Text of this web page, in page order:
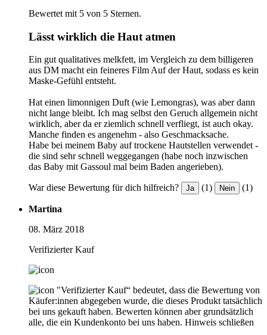
Bewertet mit 5 von 5 Sternen.
Lässt wirklich die Haut atmen
Ein gut qualitatives melkfett, im Vergleich zu dem billigeren
aus DM macht ein feineres Film Auf der Haut, sodass es kein
Maske-Gefühl entsteht.
Hat einen limonnigen Duft (wie Lemongras), was aber dann
nicht lange bleibt. Ich mag selbst den Geruch allgemein nicht
wirklich, aber da er ziemlich schnell verfliegt, ist auch okay.
Manche finden es angenehm - also Geschmacksache.
Habe bei meinem Baby auf trockene Hautstellen verwendet -
die sind sehr schnell weggegangen (habe noch inzwischen
das Baby mit Gassoul mal beim Baden angerieben).
War diese Bewertung für dich hilfreich? Ja (1) Nein (1)
Martina
08. März 2018
Verifizierter Kauf
"Verifizierter Kauf“ bedeutet, dass die Bewertung von
Käufer:innen abgegeben wurde, die dieses Produkt tatsächlich
bei uns gekauft haben. Bewerten können aber grundsätzlich
alle, die ein Kundenkonto bei uns haben. Hinweis schließen